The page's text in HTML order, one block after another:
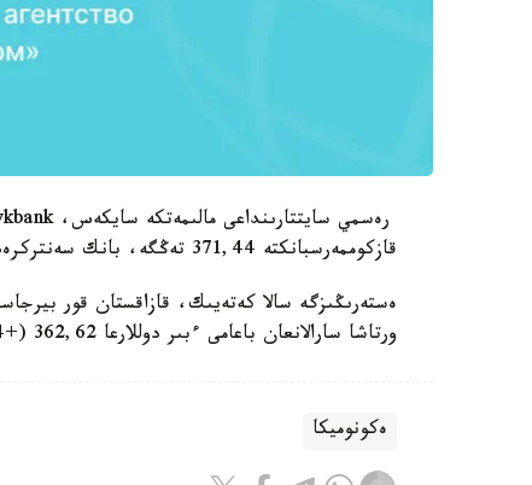
قازكوممەرسبانكتە 371,44 تەڭگە، بانك سەنتركرەديتتە 370 تەڭگە.
ەستەرىڭىزگە سالا كەتەيىك، قازاقستان قور
ورتاشا سارالانعان باعامى ءبىر دوللارعا 362,62 (+5,74 تەڭگە) تەڭگەنى قۇرادى.
ەكونوميكا